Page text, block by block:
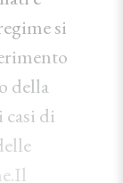
si
della
di